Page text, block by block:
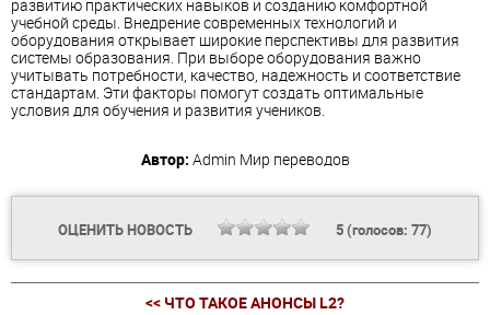
развитию практических навыков и созданию комфортной
учебной среды. Внедрение современных технологий и
оборудования открывает широкие перспективы для развития
системы образования. При выборе оборудования важно
учитывать потребности, качество, надежность и соответствие
стандартам. Эти факторы помогут создать оптимальные
условия для обучения и развития учеников.
Автор: Admin Мир переводов
ОЦЕНИТЬ НОВОСТЬ 5(голосов: 77)
<< ЧТО ТАКОЕ АНОНСЫ L2?